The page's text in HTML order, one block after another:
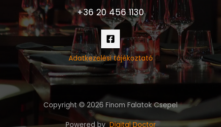
+36 20 456 1130
Adatkezelési tájékoztató
Copyright © 2026 Finom Falatok Csepel
Powered byDigital Doctor